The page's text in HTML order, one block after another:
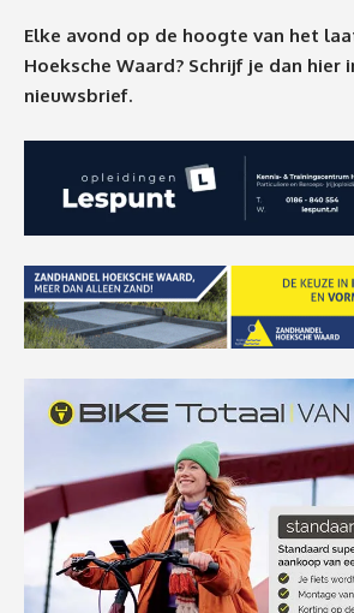
Elke avond op de hoogte van het
Hoeksche Waard? Schrijf je dan hier
nieuwsbrief.